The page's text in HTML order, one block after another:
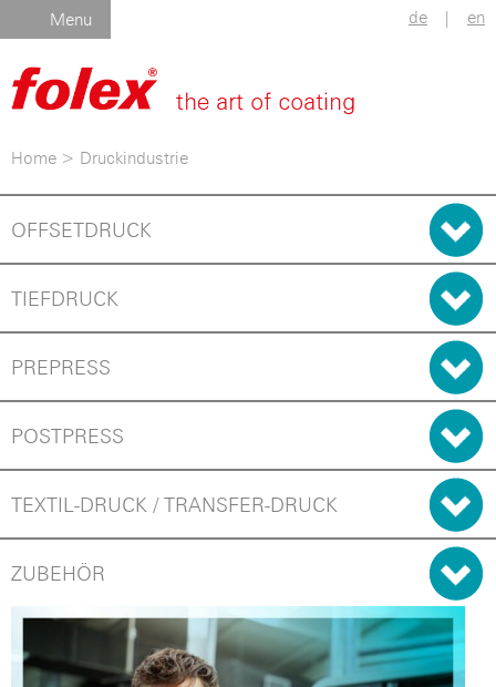
Menu de | en
Home > Druckindustrie
OFFSETDRUCK
TIEFDRUCK
PREPRESS
POSTPRESS
TEXTIL-DRUCK / TRANSFER-DRUCK
ZUBEHÖR